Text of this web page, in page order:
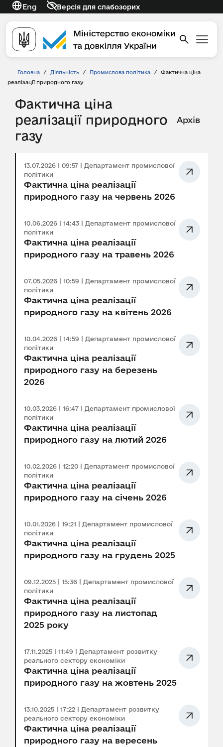
Eng Версія для слабозорих
Головна / Діяльність / Промислова політика /
Фактична ціна
реалізації природного газу
Фактична ціна
реалізації природного
газу
Архів
13.07.2026 | 09:57 | Департамент промислової
політики
Фактична ціна реалізації
природного газу на червень 2026
10.06.2026 | 14:43 | Департамент промислової
політики
Фактична ціна реалізації
природного газу на травень 2026
07.05.2026 | 10:59 | Департамент промислової
політики
Фактична ціна реалізації
природного газу на квітень 2026
10.04.2026 | 14:59 | Департамент промислової
політики
Фактична ціна реалізації
природного газу на березень
2026
10.03.2026 | 16:47 | Департамент промислової
політики
Фактична ціна реалізації
природного газу на лютий 2026
10.02.2026 | 12:20 | Департамент промислової
політики
Фактична ціна реалізації
природного газу на січень 2026
10.01.2026 | 19:21 | Департамент промислової
політики
Фактична ціна реалізації
природного газу на грудень 2025
09.12.2025 | 15:36 | Департамент промислової
політики
Фактична ціна реалізації
природного газу на листопад
2025 року
17.11.2025 | 11:49 | Департамент розвитку
реального сектору економіки
Фактична ціна реалізації
природного газу на жовтень 2025
13.10.2025 | 17:22 | Департамент розвитку
реального сектору економіки
Фактична ціна реалізації
природного газу на вересень